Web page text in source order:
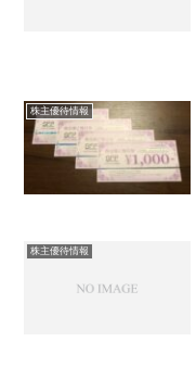
株主優待情報
株主優待情報